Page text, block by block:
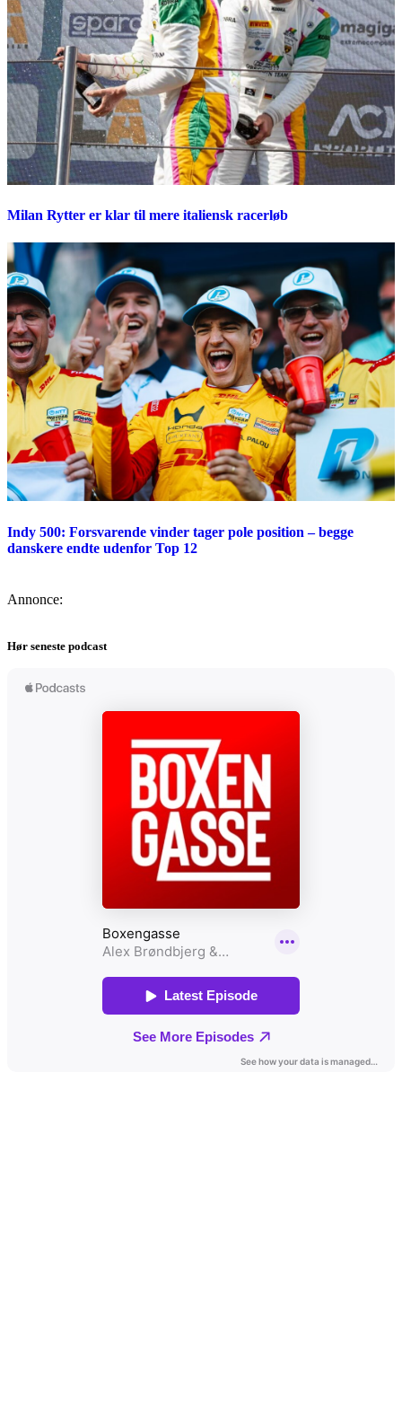
Milan Rytter er klar til mere italiensk racerløb
Indy 500: Forsvarende vinder tager pole position – begge
danskere endte udenfor Top 12
Annonce:
Hør seneste podcast